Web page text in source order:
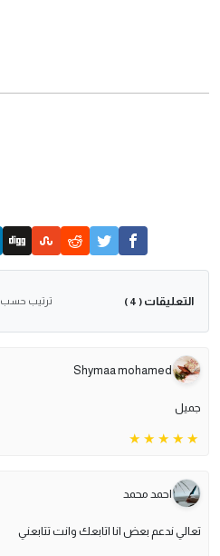
التعليقات ( 4 ) ترتيب حسب
Shymaa mohamed
جميل
احمد محمد
تعالي ندعم بعض انا اتابعك وانت تتابعني